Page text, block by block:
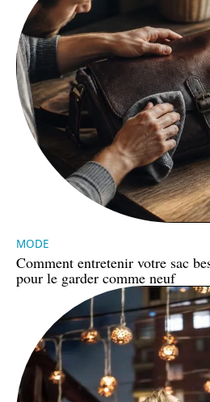
MODE
Comment entretenir votre sac
pour le garder comme neuf